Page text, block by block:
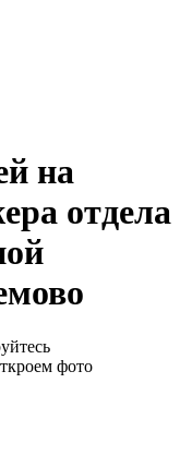
на
отдела
фото